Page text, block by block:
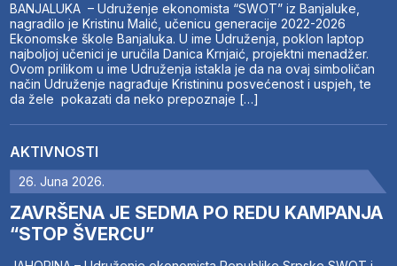
BANJALUKA – Udruženje ekonomista “SWOT” iz Banjaluke,
nagradilo je Kristinu Malić, učenicu generacije 2022-2026
Ekonomske škole Banjaluka. U ime Udruženja, poklon laptop
najboljoj učenici je uručila Danica Krnjaić, projektni menadžer.
Ovom prilikom u ime Udruženja istakla je da na ovaj simboličan
način Udruženje nagrađuje Kristininu posvećenost i uspjeh, te
da žele pokazati da neko prepoznaje […]
AKTIVNOSTI
26. Juna 2026.
ZAVRŠENA JE SEDMA PO REDU KAMPANJA
“STOP ŠVERCU”